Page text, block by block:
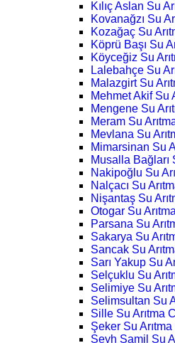
Kılıç Aslan Su
Kovanağzı Su
Kozağaç Su
Köprü Başı Su
Köyceğiz Su
Lalebahçe Su
Malazgirt Su
Mehmet Akif Su
Mengene Su
Meram Su
Mevlana Su
Mimarsinan Su
Musalla Bağları
Nakipoğlu Su
Nalçacı Su
Nişantaş Su
Otogar Su
Parsana Su
Sakarya Su
Sancak Su
Sarı Yakup Su
Selçuklu Su
Selimiye Su
Selimsultan Su
Sille Su Arıtma
Şeker Su Arıtma
Şeyh Şamil Su